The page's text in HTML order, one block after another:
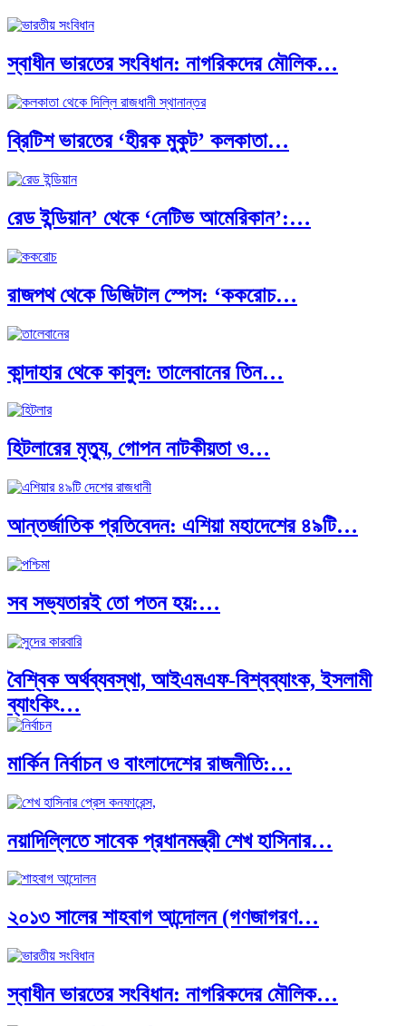
স্বাধীন ভারতের সংবিধান: নাগরিকদের মৌলিক…
ব্রিটিশ ভারতের ‘হীরক মুকুট’ কলকাতা…
রেড ইন্ডিয়ান’ থেকে ‘নেটিভ আমেরিকান’:…
রাজপথ থেকে ডিজিটাল স্পেস: ‘ককরোচ…
কান্দাহার থেকে কাবুল: তালেবানের তিন…
হিটলারের মৃত্যু, গোপন নাটকীয়তা ও…
আন্তর্জাতিক প্রতিবেদন: এশিয়া মহাদেশের ৪৯টি…
সব সভ্যতারই তো পতন হয়:…
বৈশ্বিক অর্থব্যবস্থা, আইএমএফ-বিশ্বব্যাংক, ইসলামী
ব্যাংকিং…
অর্থ পাচারের মহাকাব্য: ১০০ ডলারের…
দক্ষিণ এশিয়ায় ‘জেন-জি’ বিপ্লব: বাংলাদেশ,…
বিশেষ ইন-ডেপ্থ রিপোর্ট: ক্রীড়া উৎসবে…
ভারত মহাসাগরের অশ্রু: শ্রীলঙ্কার ২৬…
মার্কিন নির্বাচন ও বাংলাদেশের রাজনীতি:…
নয়াদিল্লিতে সাবেক প্রধানমন্ত্রী শেখ হাসিনার…
২০১৩ সালের শাহবাগ আন্দোলন (গণজাগরণ…
স্বাধীন ভারতের সংবিধান: নাগরিকদের মৌলিক…